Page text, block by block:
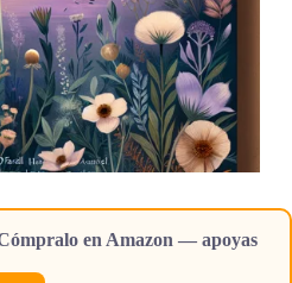
en Amazon — apoyas